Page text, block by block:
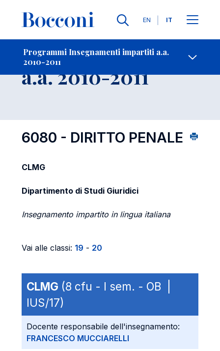
Lingue
EN IT
Programmi Insegnamenti impartiti a.a.
2010-2011
-
Insegnamento
a.a. 2010-2011
6080 - DIRITTO PENALE
CLMG
Dipartimento di Studi Giuridici
Insegnamento impartito in lingua italiana
Vai alle classi: 19 - 20
CLMG (8 cfu - I sem. - OB |
IUS/17)
Docente responsabile dell'insegnamento:
FRANCESCO MUCCIARELLI